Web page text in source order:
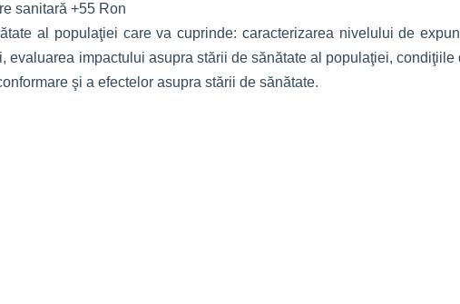
sanitară +55 Ron
al populaţiei care va cuprinde: caracterizarea nivelului de
impactului asupra stării de sănătate al populaţiei,
şi a efectelor asupra stării de sănătate.